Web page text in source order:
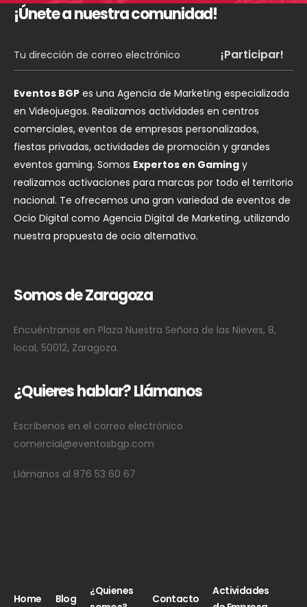
¡Únete a nuestra comunidad!
Eventos BGP es una Agencia de Marketing especializada
en Videojuegos. Realizamos actividades en centros
comerciales, eventos de empresas personalizados,
fiestas privadas, actividades de promoción y grandes
eventos gaming. Somos Expertos en Gaming y
realizamos activaciones para marcas por todo el territorio
nacional. Te ofrecemos una gran variedad de eventos de
Ocio Digital como Agencia Digital de Marketing, utilizando
nuestra propuesta de ocio alternativo.
Somos de Zaragoza
Encuéntranos en Plaza Nuestra Señora de las Nieves, 8,
local, 50012, Zaragoza.
¿Quieres hablar? Llámanos
Escríbenos en el correo electrónico
comercial@eventosbgp.com
Llámanos al 876 53 60 67
Home Blog
¿Quienes
Contacto
Actividades